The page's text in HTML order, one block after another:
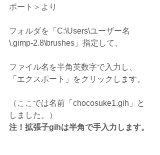
ポート＞より
フォルダを「C:\Users\ユーザー名
\.gimp-2.8\brushes」指定して、
ファイル名を半角英数字で入力し、
「エクスポート」をクリックします。
（ここでは名前「chocosuke1.gih」と
しました。）
注！拡張子gihは半角で手入力します。